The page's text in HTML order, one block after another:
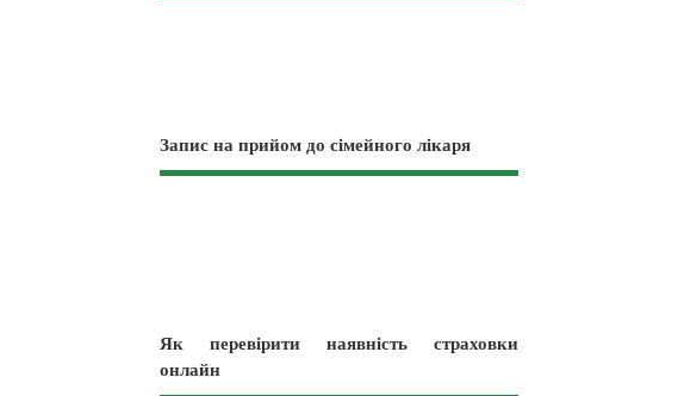
Запис на прийом до сімейного лікаря
Як перевірити наявність страховки
онлайн